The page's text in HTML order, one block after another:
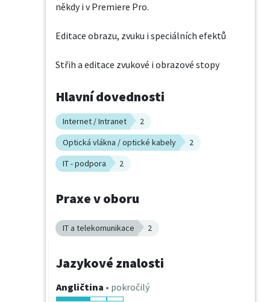
někdy i v Premiere Pro.
Editace obrazu, zvuku i speciálních efektů
Střih a editace zvukové i obrazové stopy
Hlavní dovednosti
Internet / Intranet
2
Optická vlákna / optické kabely
2
IT - podpora
2
Praxe v oboru
IT a telekomunikace 2
Jazykové znalosti
Angličtina • pokročilý